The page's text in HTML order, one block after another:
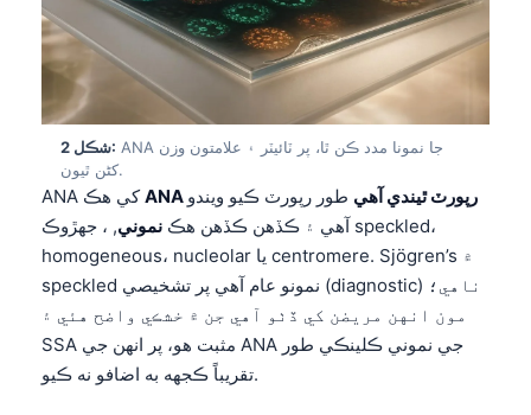
شڪل 2: ANA جا نمونا مدد ڪن ٿا، پر ٽائيٽر ۽ علامتون وزن
کڻن ٿيون.
ANA کي هڪ ANA رپورٽ ٿيندي آهي طور رپورٽ ڪيو ويندو
آهي ۽ ڪڏهن ڪڏهن هڪ نموني, ، جهڙوڪ speckled،
homogeneous، nucleolar يا centromere. Sjögren’s ۾
speckled نمونو عام آهي پر تشخيصي (diagnostic) ناهي؛
مون انهن مريضن کي ڏٺو آهي جن ۾ خشڪي واضح هئي ۽
SSA مثبت هو، پر انهن جي ANA جي نموني ڪلينڪي طور
تقريباً ڪجهه به اضافو نه ڪيو.